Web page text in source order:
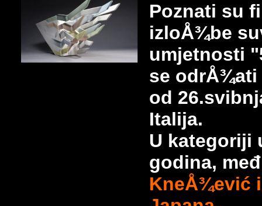
Poznati su
izloÅ¾be
umjetnosti
se odrÅ¾ati
od
Italija.
U kategoriji
godina,
KneÅ¾ević